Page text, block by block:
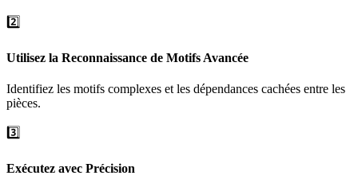
2️⃣
Utilisez la Reconnaissance de Motifs Avancée
Identifiez les motifs complexes et les dépendances cachées entre les
pièces.
3️⃣
Exécutez avec Précision